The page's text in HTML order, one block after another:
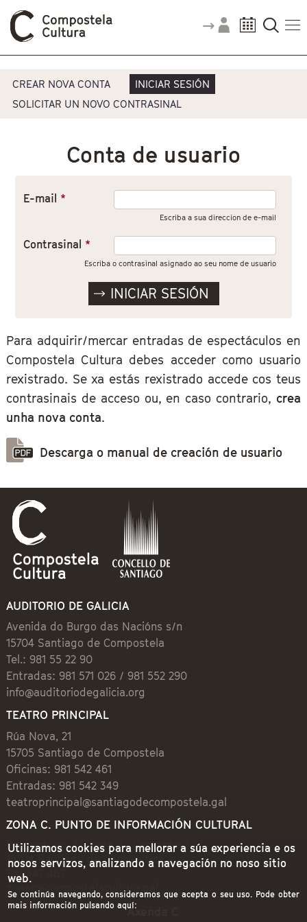
Pestanas principais
CREAR NOVA CONTA
INICIAR SESIÓN
SOLICITAR UN NOVO CONTRASINAL
Conta de usuario
E-mail *
Escriba a sua direccion de e-mail
Contrasinal *
Escriba o contrasinal asignado ao seu nome de usuario
Para adquirir/mercar entradas de espectáculos en
Compostela Cultura debes acceder como usuario
rexistrado. Se xa estás rexistrado accede cos teus
contrasinais de acceso ou, en caso contrario, crea
unha nova conta.
Descarga o manual de creación de usuario
AUDITORIO DE GALICIA
Avenida do Burgo das Nacións s/n
15704 Santiago de Compostela
Tel.: 981 55 22 90
Entradas: 981 571 026 / 981 552 290
info@auditoriodegalicia.org
TEATRO PRINCIPAL
Rúa Nova, 21
15705 Santiago de Compostela
Oficinas: 981 542 461
Entradas: 981 542 349
teatroprincipal@santiagodecompostela.gal
ZONA C. PUNTO DE INFORMACIÓN CULTURAL
Preguntoiro, 1 (Praza de Cervantes)
15704 Santiago de Compostela
981 542 462
zonac@compostelacultura.gal
Axenda C
Utilizamos cookies para mellorar a súa experiencia e os
nosos servizos, analizando a navegación no noso sitio
web.
Se continúa navegando, consideramos que acepta o seu uso. Pode obter
mais información pulsando aquí: